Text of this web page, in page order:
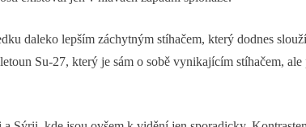
daleko lepším záchytným stíhačem, který dodnes
Su-27, který je sám o sobě vynikajícím stíhačem, ale